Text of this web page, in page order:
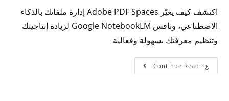
اكتشف كيف يغيّر Adobe PDF Spaces إدارة ملفاتك بالذكاء
الاصطناعي، ونافس Google NotebookLM لزيادة إنتاجيتك
وتنظيم معرفتك بسهولة وفعالية
Continue Reading